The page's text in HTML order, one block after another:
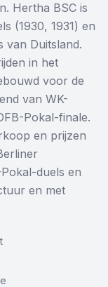
Hertha BSC is
(1930, 1931) en
van Duitsland.
in het
voor de
van WK-
Pokal-finale.
en prijzen
duels en
en met